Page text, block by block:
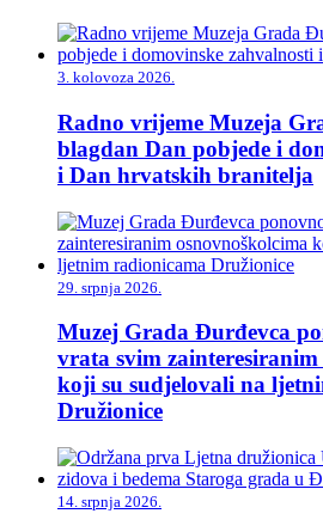
3. kolovoza 2026.
Radno vrijeme Muzeja
blagdan Dan pobjede i
i Dan hrvatskih branitelja
29. srpnja 2026.
Muzej Grada Đurđevca
vrata svim
koji su sudjelovali na
Družionice
14. srpnja 2026.